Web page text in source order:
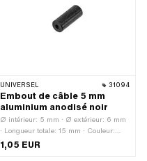
galvanisé bleu · Longueur totale: 14
mm · Longueur totale: 20 mm · Clé de
serrage: 5 mm · Clé de serrage: 6 mm
UNIVERSEL 31094
Embout de câble 5 mm
aluminium anodisé noir
Ø intérieur: 5 mm · Ø extérieur: 6 mm
· Longueur totale: 15 mm · Couleur:
noir · Ø passage de câble: 1.9 mm ·
Matériau: Aluminium · Surface:
1,05 EUR